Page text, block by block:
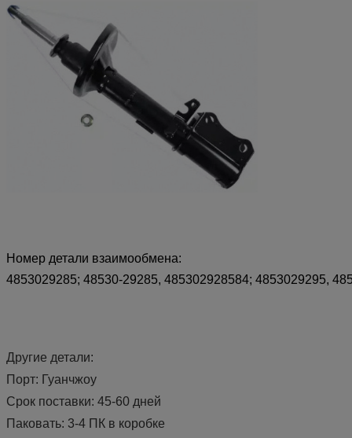
Номер детали взаимообмена:
4853029285; 48530-29285, 485302928584; 4853029295,
Другие детали:
Порт: Гуанчжоу
Срок поставки: 45-60 дней
Паковать: 3-4 ПК в коробке